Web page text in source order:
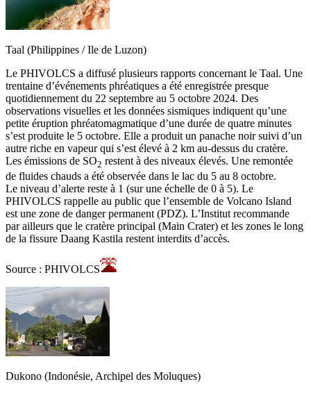
Taal (Philippines / Ile de Luzon)
Le PHIVOLCS a diffusé plusieurs rapports concernant le Taal. Une
trentaine d’événements phréatiques a été enregistrée presque
quotidiennement du 22 septembre au 5 octobre 2024. Des
observations visuelles et les données sismiques indiquent qu’une
petite éruption phréatomagmatique d’une durée de quatre minutes
s’est produite le 5 octobre. Elle a produit un panache noir suivi d’un
autre riche en vapeur qui s’est élevé à 2 km au-dessus du cratère.
Les émissions de SO2 restent à des niveaux élevés. Une remontée
de fluides chauds a été observée dans le lac du 5 au 8 octobre.
Le niveau d’alerte reste à 1 (sur une échelle de 0 à 5). Le
PHIVOLCS rappelle au public que l’ensemble de Volcano Island
est une zone de danger permanent (PDZ). L’Institut recommande
par ailleurs que le cratère principal (Main Crater) et les zones le long
de la fissure Daang Kastila restent interdits d’accès.
Source : PHIVOLCS
Dukono (Indonésie, Archipel des Moluques)